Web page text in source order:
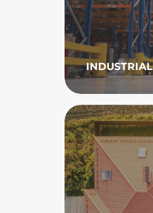
INDUSTRIAL